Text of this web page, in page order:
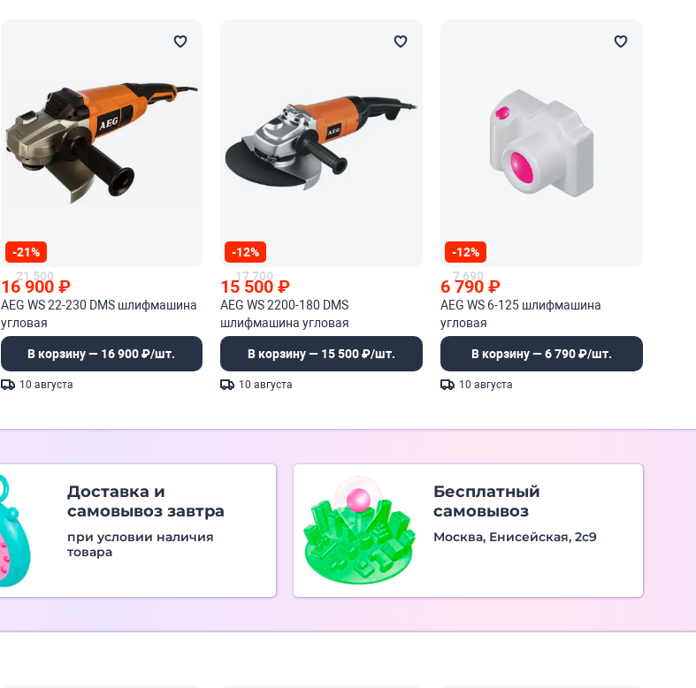
-21%
21 500
16 900 ₽
AEG WS 22-230 DMS шлифмашина
угловая
В корзину — 16 900 ₽/шт.
10 августа
-12%
17 700
15 500₽
AEG WS 2200-180 DMS
шлифмашина угловая
В корзину — 15 500 ₽/шт.
10 августа
-12%
7 690
6 790₽
AEG WS 6-125 шлифмашина
угловая
В корзину — 6 790 ₽/шт.
10 августа
Доставка и
самовывоз завтра
при условии наличия
товара
Бесплатный
самовывоз
Москва, Енисейская, 2с9